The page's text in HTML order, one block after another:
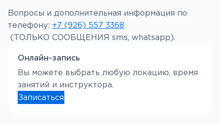
Вопросы и дополнительная информация по
телефону: +7 (926) 557 3368
(ТОЛЬКО СООБЩЕНИЯ sms, whatsapp).
Онлайн-запись
Вы можете выбрать любую локацию, время
занятий и инструктора.
Записаться